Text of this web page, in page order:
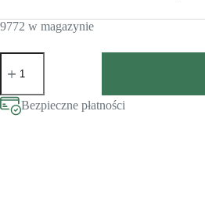
9772 w magazynie
ilość
Olej
CBG
10%Bezpieczne płatności